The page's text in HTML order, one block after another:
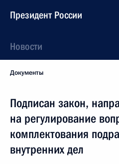
Президент России
Новости
Документы
Подписан закон,
на регулирование
комплектования
внутренних дел